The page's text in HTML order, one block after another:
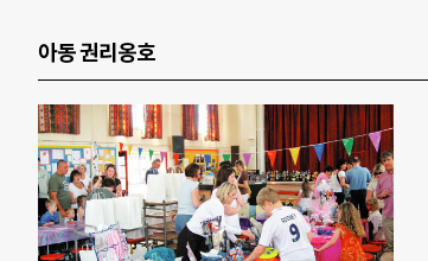
아동 권리옹호